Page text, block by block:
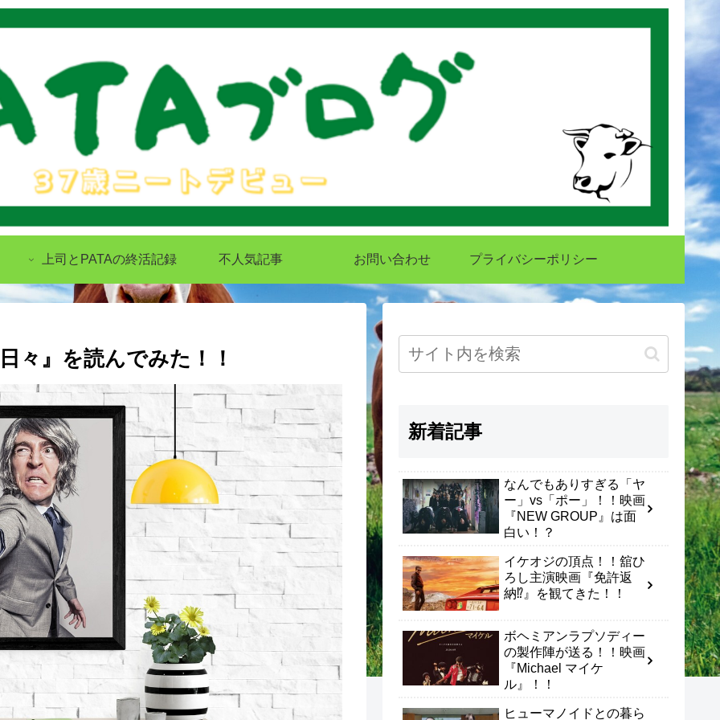
上司とPATAの終活記録 不人気記事 お問い合わせ プライバシーポリシー
々』を読んでみた！！
新着記事
なんでもありすぎる「ヤ
ー」vs「ポー」！！映画
『NEW GROUP』は面
白い！？
イケオジの頂点！！舘ひ
ろし主演映画『免許返
納⁉』を観てきた！！
ボヘミアンラプソディー
の製作陣が送る！！映画
『Michael マイケ
ル』！！
ヒューマノイドとの暮ら